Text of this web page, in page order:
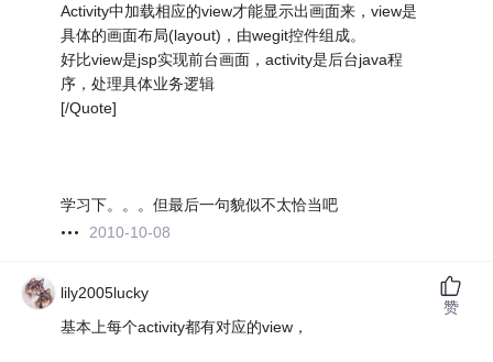
Activity中加载相应的view才能显示出画面来，view是
具体的画面布局(layout)，由wegit控件组成。
好比view是jsp实现前台画面，activity是后台java程
序，处理具体业务逻辑
[/Quote]
学习下。。。但最后一句貌似不太恰当吧
2010-10-08
lily2005lucky
基本上每个activity都有对应的view，
赞